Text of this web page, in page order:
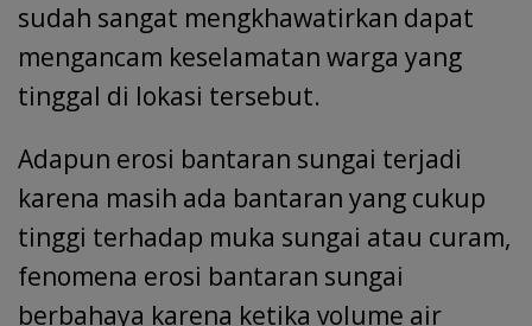
sudah sangat mengkhawatirkan dapat
mengancam keselamatan warga yang
tinggal di lokasi tersebut.
Adapun erosi bantaran sungai terjadi
karena masih ada bantaran yang cukup
tinggi terhadap muka sungai atau curam,
fenomena erosi bantaran sungai
berbahaya karena ketika volume air